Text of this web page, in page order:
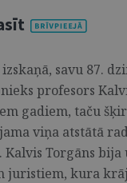
savu 87.
profesors
gadiem, taču
viņa atstātā
Kalvis Torgāns
juristiem, kura